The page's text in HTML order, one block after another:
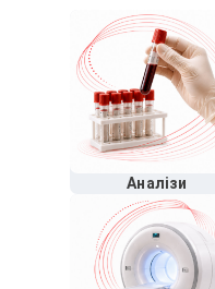
Аналізи